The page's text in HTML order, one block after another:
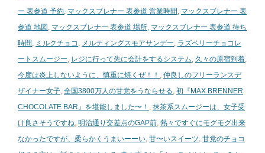
ー 表参道 予約, マックスブレナー 表参道 営業時間, マックスブレナー 表
参道 地図, マックスブレナー 表参道 場所, マックスブレナー 表参道 待ち
時間, ミルクチョコ , メルティングスモアサンデー, ラズベリーチョコレ
ートスムージー, レジに行って先に会計をするシステム, 久々の原宿到着,
今度は炎上しないように、慎重に焼くぜ！！ , 仲良しのフリーランスデ
ザイナー女子, 全国3800万人の甘党をうならせる, 初『MAX BRENNER
CHOCOLATE BAR』を堪能しました〜！ , 抹茶系スムージーは、女子受
け良さそうですね, 明治通り交差点のGAP前, 熱々ですぐにモグモグ出来
なかったですが、柔らかくうまいーーい, 甘〜いスイーツ, 甘党のチョコ